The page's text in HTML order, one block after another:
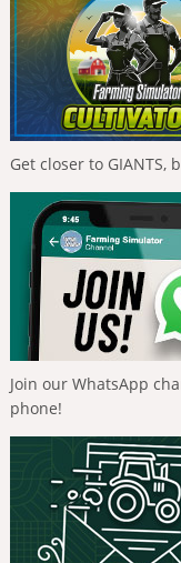
Get closer to GIANTS,
Join our WhatsApp
phone!